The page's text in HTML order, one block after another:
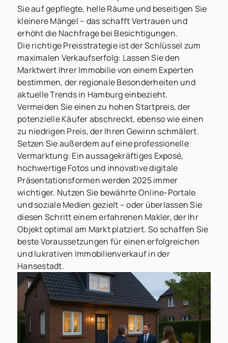
Sie auf gepflegte, helle Räume und beseitigen Sie
kleinere Mängel – das schafft Vertrauen und
erhöht die Nachfrage bei Besichtigungen.
Die richtige Preisstrategie ist der Schlüssel zum
maximalen Verkaufserfolg: Lassen Sie den
Marktwert Ihrer Immobilie von einem Experten
bestimmen, der regionale Besonderheiten und
aktuelle Trends in Hamburg einbezieht.
Vermeiden Sie einen zu hohen Startpreis, der
potenzielle Käufer abschreckt, ebenso wie einen
zu niedrigen Preis, der Ihren Gewinn schmälert.
Setzen Sie außerdem auf eine professionelle
Vermarktung: Ein aussagekräftiges Exposé,
hochwertige Fotos und innovative digitale
Präsentationsformen werden 2025 immer
wichtiger. Nutzen Sie bewährte Online-Portale
und soziale Medien gezielt – oder überlassen Sie
diesen Schritt einem erfahrenen Makler, der Ihr
Objekt optimal am Markt platziert. So schaffen Sie
beste Voraussetzungen für einen erfolgreichen
und lukrativen Immobilienverkauf in der
Hansestadt.